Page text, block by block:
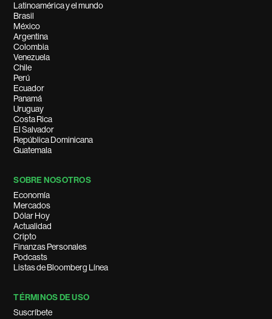
Latinoamérica y el mundo
Brasil
México
Argentina
Colombia
Venezuela
Chile
Perú
Ecuador
Panamá
Uruguay
Costa Rica
El Salvador
República Dominicana
Guatemala
SOBRE NOSOTROS
Economía
Mercados
Dólar Hoy
Actualidad
Cripto
Finanzas Personales
Podcasts
Listas de Bloomberg Línea
TÉRMINOS DE USO
Suscríbete